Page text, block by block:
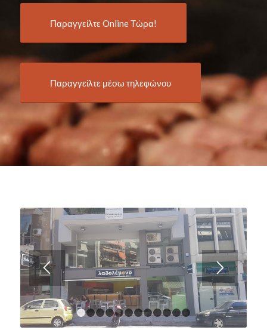
Παραγγείλτε Online Τώρα!
Παραγγείλτε μέσω τηλεφώνου
1 2 3 4 5 6 7 8 9 10 1112